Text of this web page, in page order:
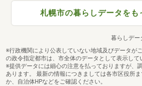
札幌市の暮らしデータをも
暮らしデー
※行政機関により公表していない地域及びデータが
の政令指定都市は、市全体のデータとして表示して
※提供データには細心の注意を払っておりますが、
あります。 最新の情報につきましては各市区役所
か、自治体HPなどをご確認ください。